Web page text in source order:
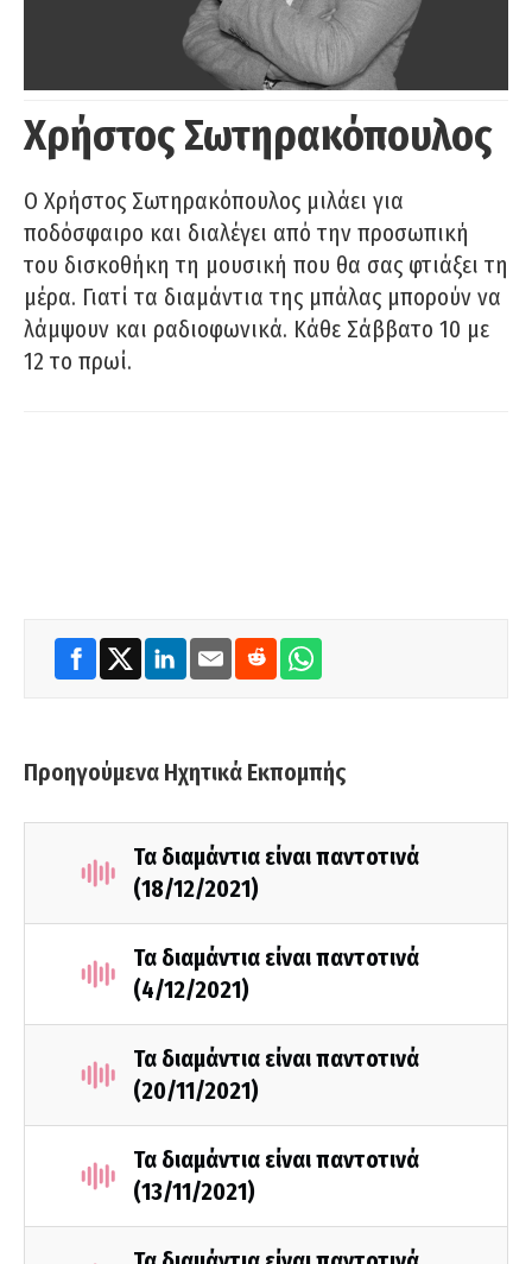
Χρήστος Σωτηρακόπουλος
Ο Χρήστος Σωτηρακόπουλος μιλάει για
ποδόσφαιρο και διαλέγει από την προσωπική
του δισκοθήκη τη μουσική που θα σας φτιάξει τη
μέρα. Γιατί τα διαμάντια της μπάλας μπορούν να
λάμψουν και ραδιοφωνικά. Κάθε Σάββατο 10 με
12 το πρωί.
Προηγούμενα Ηχητικά Εκπομπής
Τα διαμάντια είναι παντοτινά
(18/12/2021)
Τα διαμάντια είναι παντοτινά
(4/12/2021)
Τα διαμάντια είναι παντοτινά
(20/11/2021)
Τα διαμάντια είναι παντοτινά
(13/11/2021)